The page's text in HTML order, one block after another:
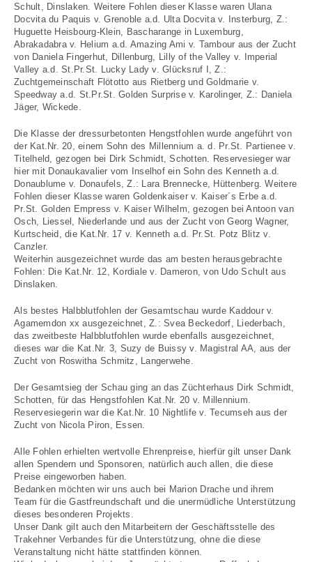
Schult, Dinslaken. Weitere Fohlen dieser Klasse waren Ulana
Docvita du Paquis v. Grenoble a.d. Ulta Docvita v. Insterburg, Z.:
Huguette Heisbourg-Klein, Bascharange in Luxemburg,
Abrakadabra v. Helium a.d. Amazing Ami v. Tambour aus der Zucht
von Daniela Fingerhut, Dillenburg, Lilly of the Valley v. Imperial
Valley a.d. St.Pr.St. Lucky Lady v. Glücksruf I, Z.:
Zuchtgemeinschaft Flötotto aus Rietberg und Goldmarie v.
Speedway a.d. St.Pr.St. Golden Surprise v. Karolinger, Z.: Daniela
Jäger, Wickede.
Die Klasse der dressurbetonten Hengstfohlen wurde angeführt von
der Kat.Nr. 20, einem Sohn des Millennium a. d. Pr.St. Partienee v.
Titelheld, gezogen bei Dirk Schmidt, Schotten. Reservesieger war
hier mit Donaukavalier vom Inselhof ein Sohn des Kenneth a.d.
Donaublume v. Donaufels, Z.: Lara Brennecke, Hüttenberg. Weitere
Fohlen dieser Klasse waren Goldenkaiser v. Kaiser´s Erbe a.d.
Pr.St. Golden Empress v. Kaiser Wilhelm, gezogen bei Antoon van
Osch, Liessel, Niederlande und aus der Zucht von Georg Wagner,
Kurtscheid, die Kat.Nr. 17 v. Kenneth a.d. Pr.St. Potz Blitz v.
Canzler.
Weiterhin ausgezeichnet wurde das am besten herausgebrachte
Fohlen: Die Kat.Nr. 12, Kordiale v. Dameron, von Udo Schult aus
Dinslaken.
Als bestes Halbblutfohlen der Gesamtschau wurde Kaddour v.
Agamemdon xx ausgezeichnet, Z.: Svea Beckedorf, Liederbach,
das zweitbeste Halbblutfohlen wurde ebenfalls ausgezeichnet,
dieses war die Kat.Nr. 3, Suzy de Buissy v. Magistral AA, aus der
Zucht von Roswitha Schmitz, Langerwehe.
Der Gesamtsieg der Schau ging an das Züchterhaus Dirk Schmidt,
Schotten, für das Hengstfohlen Kat.Nr. 20 v. Millennium.
Reservesiegerin war die Kat.Nr. 10 Nightlife v. Tecumseh aus der
Zucht von Nicola Piron, Essen.
Alle Fohlen erhielten wertvolle Ehrenpreise, hierfür gilt unser Dank
allen Spendern und Sponsoren, natürlich auch allen, die diese
Preise eingeworben haben.
Bedanken möchten wir uns auch bei Marion Drache und ihrem
Team für die Gastfreundschaft und die unermüdliche Unterstützung
dieses besonderen Projekts.
Unser Dank gilt auch den Mitarbeitern der Geschäftsstelle des
Trakehner Verbandes für die Unterstützung, ohne die diese
Veranstaltung nicht hätte stattfinden können.